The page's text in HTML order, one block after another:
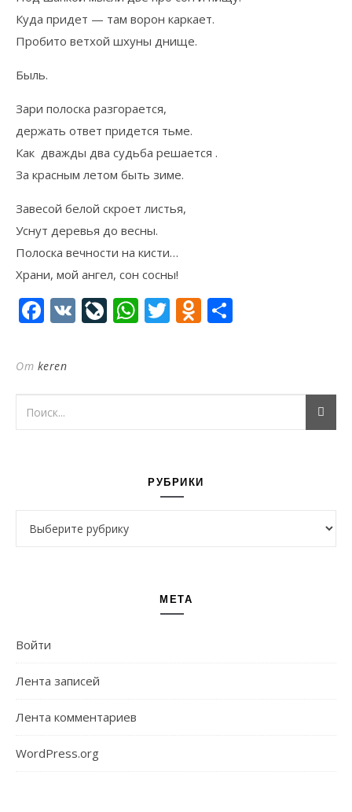
Куда придет — там ворон каркает.
Пробито ветхой шхуны днище.
Быль.
Зари полоска разгорается,
держать ответ придется тьме.
Как дважды два судьба решается .
За красным летом быть зиме.
Завесой белой скроет листья,
Уснут деревья до весны.
Полоска вечности на кисти…
Храни, мой ангел, сон сосны!
Facebook
VK LiveJournal
WhatsApp
Twitter
От keren
РУБРИКИ
МЕТА
Войти
Лента записей
Лента комментариев
WordPress.org